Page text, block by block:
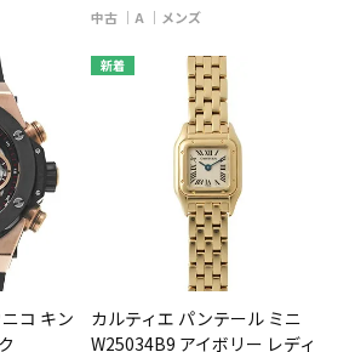
中古 A メンズ
コ キン
新着
カルティエ パンテール ミニ
W25034B9 アイボリー レディ